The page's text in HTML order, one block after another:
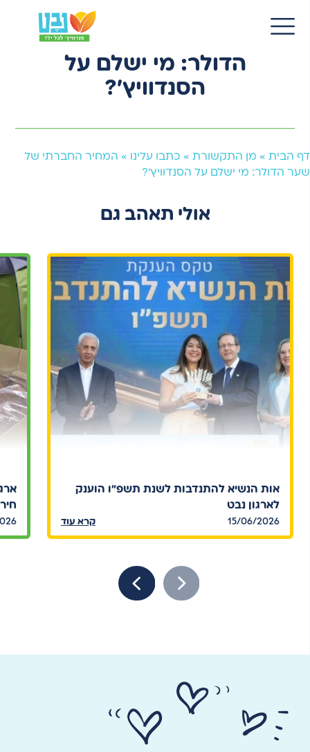
המחיר החברתי של שער
הדולר: מי ישלם על
הסנדוויץ׳?
דף הבית » מן התקשורת » כתבו עלינו » המחיר החברתי של
שער הדולר: מי ישלם על הסנדוויץ׳?
אולי תאהב גם
אות הנשיא להתנדבות לשנת תשפ"ו הוענק
לארגון נבט
15/06/2026 קרא עוד